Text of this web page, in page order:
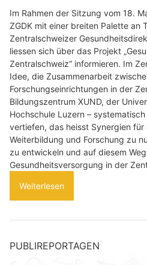
Im Rahmen der Sitzung vom 18.
ZGDK mit einer breiten Palette an
Zentralschweizer
liessen sich über das Projekt
Zentralschweiz“ informieren. Im
Idee, die Zusammenarbeit
Forschungseinrichtungen in der
Bildungszentrum XUND, der
Hochschule Luzern –
vertiefen, das heisst Synergien für
Weiterbildung und Forschung zu
zu entwickeln und auf diesem
Gesundheitsversorgung in der
Weiterlesen
PUBLIREPORTAGEN